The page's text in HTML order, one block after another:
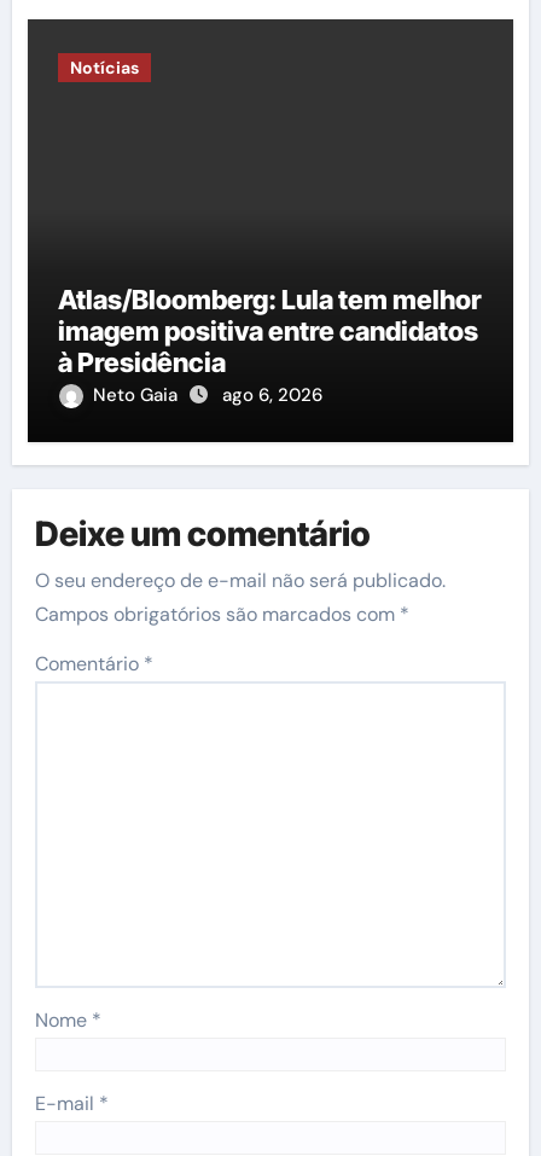
Notícias
Atlas/Bloomberg: Lula tem melhor
imagem positiva entre candidatos
à Presidência
Neto Gaia ago 6, 2026
Deixe um comentário
O seu endereço de e-mail não será publicado.
Campos obrigatórios são marcados com *
Comentário *
Nome *
E-mail *